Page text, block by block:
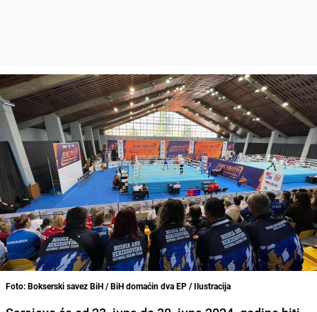
Foto: Bokserski savez BiH / BiH domaćin dva EP / Ilustracija